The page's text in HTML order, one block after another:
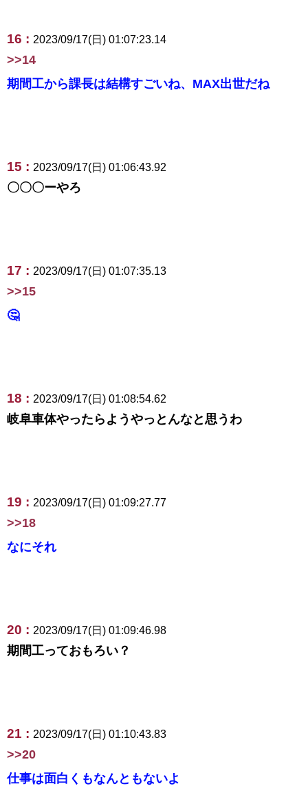
16 : 2023/09/17(日) 01:07:23.14
>>14
期間工から課長は結構すごいね、MAX出世だね
15 : 2023/09/17(日) 01:06:43.92
〇〇〇ーやろ
17 : 2023/09/17(日) 01:07:35.13
>>15
🤔
18 : 2023/09/17(日) 01:08:54.62
岐阜車体やったらようやっとんなと思うわ
19 : 2023/09/17(日) 01:09:27.77
>>18
なにそれ
20 : 2023/09/17(日) 01:09:46.98
期間工っておもろい？
21 : 2023/09/17(日) 01:10:43.83
>>20
仕事は面白くもなんともないよ